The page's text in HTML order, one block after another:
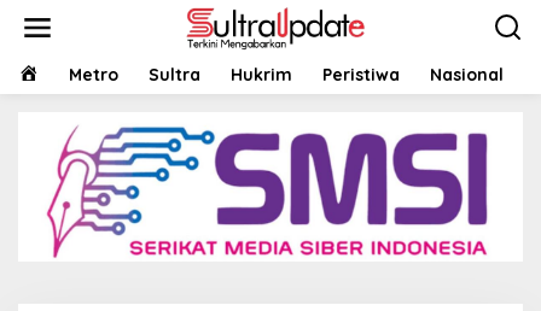
HOMEMetro Sultra Hukrim Peristiwa Nasional